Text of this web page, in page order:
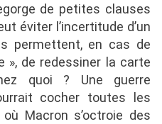
de petites clauses
éviter l’incertitude d’un
permettent, en cas de
», de redessiner la carte
quoi ? Une guerre
cocher toutes les
Macron s’octroie des